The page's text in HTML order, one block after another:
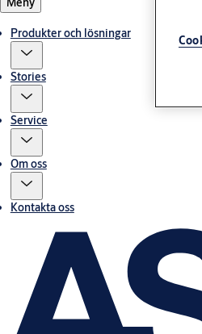
Produkter och lösningar
Stories
Service
Om oss
Kontakta oss